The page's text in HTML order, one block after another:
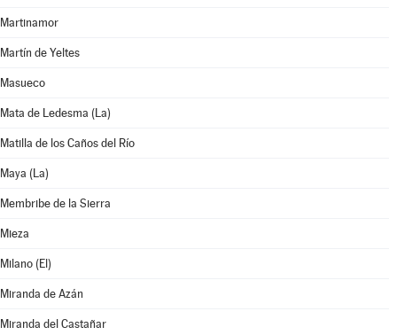
Martinamor
Martín de Yeltes
Masueco
Mata de Ledesma (La)
Matilla de los Caños del Río
Maya (La)
Membribe de la Sierra
Mieza
Milano (El)
Miranda de Azán
Miranda del Castañar